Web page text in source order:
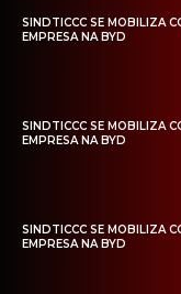
SINDTICCC SE MOBILIZA
EMPRESA NA BYD
SINDTICCC SE MOBILIZA
EMPRESA NA BYD
SINDTICCC SE MOBILIZA
EMPRESA NA BYD